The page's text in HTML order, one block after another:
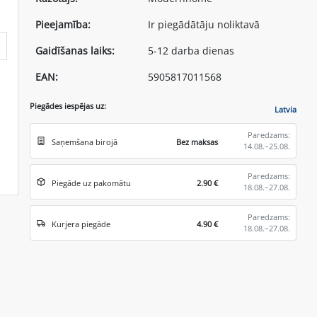
Pieejamība:
Ir piegādātāju noliktavā
Gaidīšanas laiks:
5-12 darba dienas
EAN:
5905817011568
Piegādes iespējas uz: Latvia
Saņemšana birojā Bez maksas
Paredzams:
14.08.–25.08.
Piegāde uz pakomātu 2.90 €
Paredzams:
18.08.–27.08.
Kurjera piegāde 4.90 €
Paredzams:
18.08.–27.08.